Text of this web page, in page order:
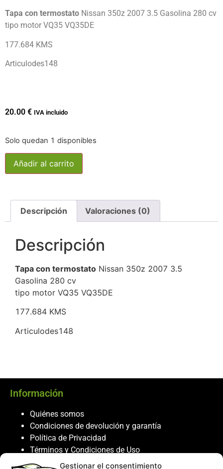
Gestionar el consentimiento
Tapa con termostato Nissan 350z 2007 3.5 Gasolina 280 cv
tipo motor VQ35 VQ35DE
177.684 KMS
Articulodes148
20.00 € IVA incluido
Solo quedan 1 disponibles
Añadir al carrito
Descripción Valoraciones (0)
Descripción
Tapa con termostato Nissan 350z 2007 3.5
Gasolina 280 cv
tipo motor VQ35 VQ35DE
177.684 KMS
Articulodes148
Información
Quiénes somos
Condiciones de devolución y garantía
Política de Privacidad
Términos y Condiciones de Uso
Política de Cookies